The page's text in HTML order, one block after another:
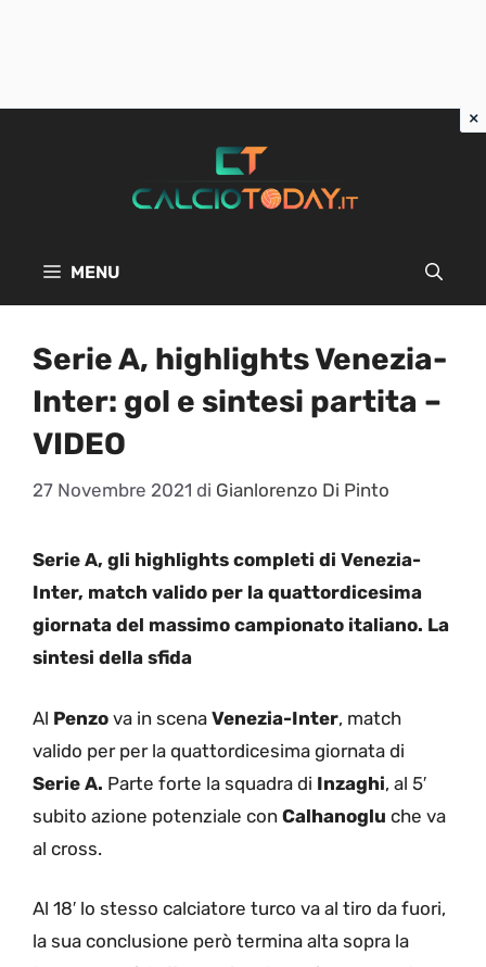
MENU
Serie A, highlights Venezia-
Inter: gol e sintesi partita –
VIDEO
27 Novembre 2021 di Gianlorenzo Di Pinto
Serie A, gli highlights completi di Venezia-
Inter, match valido per la quattordicesima
giornata del massimo campionato italiano. La
sintesi della sfida
Al Penzo va in scena Venezia-Inter, match
valido per per la quattordicesima giornata di
Serie A. Parte forte la squadra di Inzaghi, al 5′
subito azione potenziale con Calhanoglu che va
al cross.
Al 18′ lo stesso calciatore turco va al tiro da fuori,
la sua conclusione però termina alta sopra la